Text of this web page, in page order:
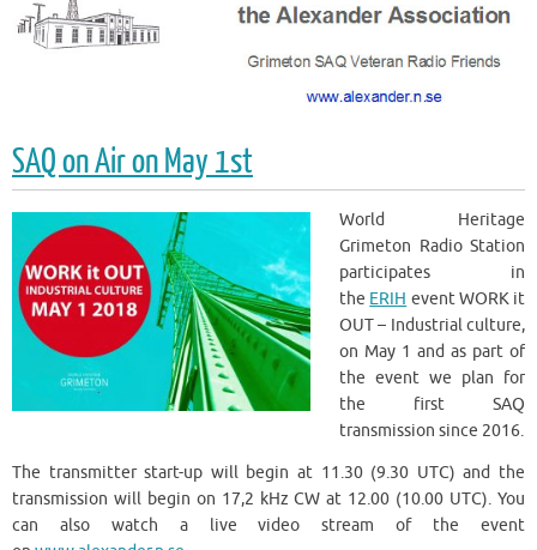
SAQ on Air on May 1st
World Heritage
Grimeton Radio Station
participates in
the ERIH event WORK it
OUT – Industrial culture,
on May 1 and as part of
the event we plan for
the first SAQ
transmission since 2016.
The transmitter start-up will begin at 11.30 (9.30 UTC) and the
transmission will begin on 17,2 kHz CW at 12.00 (10.00 UTC). You
can also watch a live video stream of the event